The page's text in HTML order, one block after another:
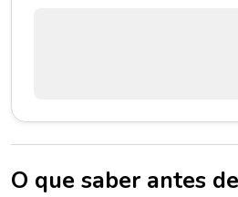
O que saber antes